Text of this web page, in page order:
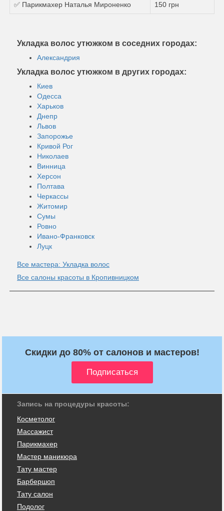
✅ Парикмахер Наталья Мироненко 150 грн
Укладка волос утюжком в соседних городах:
Александрия
Укладка волос утюжком в других городах:
Киев
Одесса
Харьков
Днепр
Львов
Запорожье
Кривой Рог
Николаев
Винница
Херсон
Полтава
Черкассы
Житомир
Сумы
Ровно
Ивано-Франковск
Луцк
Все мастера: Укладка волос
Все салоны красоты в Кропивницком
Скидки до 80% от салонов и мастеров!
Запись на процедуры красоты:
Косметолог
Массажист
Парикмахер
Мастер маникюра
Тату мастер
Барбершоп
Тату салон
Подолог